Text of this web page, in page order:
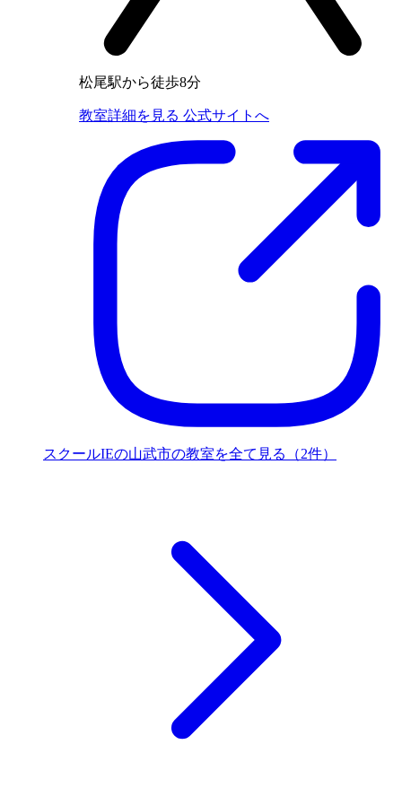
松尾駅から徒歩8分
教室詳細を見る 公式サイトへ
スクールIEの山武市の教室を全て見る（2件）